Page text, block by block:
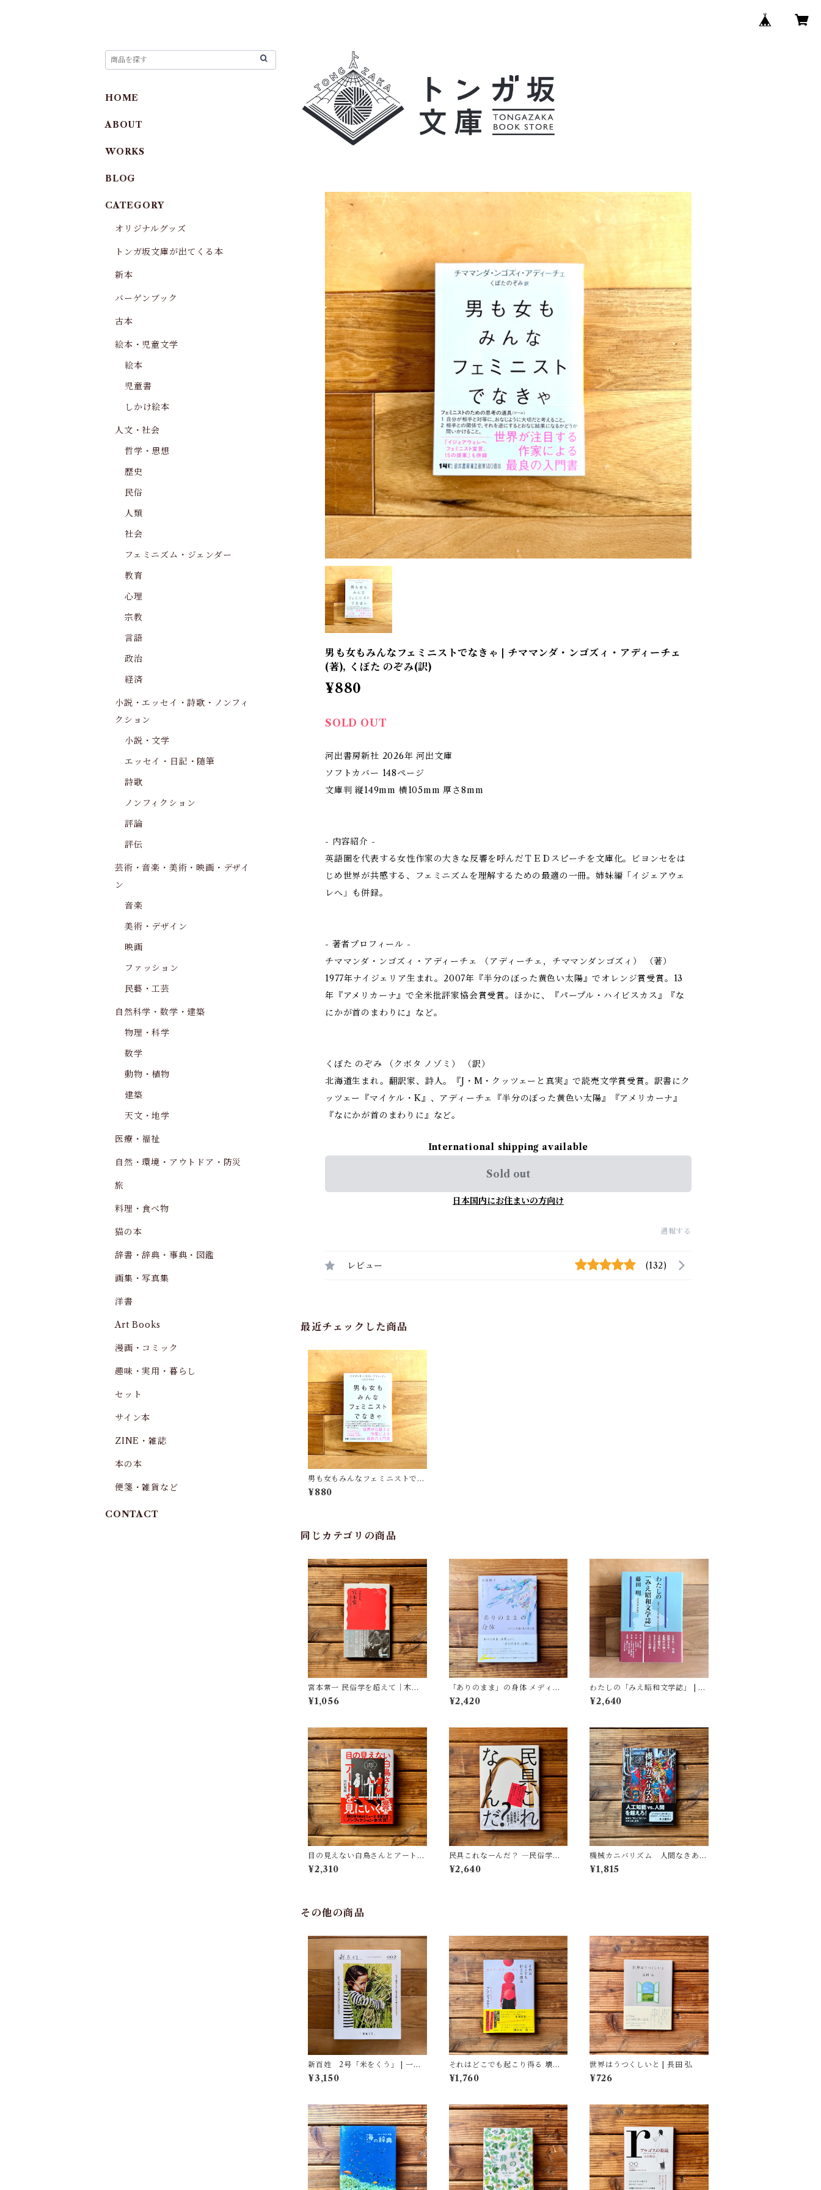
男も女もみんなフェミニストでなきゃ | チママンダ・ンゴズィ・アディーチェ
(著), くぼた のぞみ(訳)
¥880
SOLD OUT
河出書房新社 2026年 河出文庫
ソフトカバー 148ページ
文庫判 縦149mm 横105mm 厚さ8mm
- 内容紹介 -
英語圏を代表する女性作家の大きな反響を呼んだＴＥＤスピーチを文庫化。ビヨンセをは
じめ世界が共感する、フェミニズムを理解するための最適の一冊。姉妹編「イジェアウェ
レへ」も併録。
- 著者プロフィール -
チママンダ・ンゴズィ・アディーチェ （アディーチェ，チママンダンゴズィ） （著）
1977年ナイジェリア生まれ。2007年『半分のぼった黄色い太陽』でオレンジ賞受賞。13
年『アメリカーナ』で全米批評家協会賞受賞。ほかに、『パープル・ハイビスカス』『な
にかが首のまわりに』など。
くぼた のぞみ （クボタ ノゾミ） （訳）
北海道生まれ。翻訳家、詩人。『J・M・クッツェーと真実』で読売文学賞受賞。訳書にク
ッツェー『マイケル・K』、アディーチェ『半分のぼった黄色い太陽』『アメリカーナ』
『なにかが首のまわりに』など。
International shipping available
Sold out
日本国内にお住まいの方向け
通報する
レビュー (132)
最近チェックした商品
男も女もみんなフェミニストでな
きゃ | チママンダ・ンゴズィ・ア
ディーチェ(著), くぼた のぞみ
¥880
同じカテゴリの商品
宮本常一 民俗学を超えて｜木村
哲也
¥1,056
「ありのまま」の身体 メディア
が描く私の見た目 | 藤嶋 陽子(著)
¥2,420
わたしの「みえ昭和文学誌」 | 藤
田 明
¥2,640
目の見えない白鳥さんとアートを
見にいく | 川内 有緒
¥2,310
民具これなーんだ？ ―民俗学
者・宮本常一が美術大学に遺した
民具コレクション | 加藤幸治(監
¥2,640
機械カニバリズム 人間なきあと
の人類学へ｜久保 明教
¥1,815
その他の商品
新百姓 2号「米をくう」 | 一般
社団法人新百姓(編集)
¥3,150
それはどこでも起こり得る 壊れ
ゆく世界への抵抗 | ブレイディ み
かこ
¥1,760
世界はうつくしいと | 長田 弘
¥726
HOME
ABOUT
WORKS
BLOG
CATEGORY
オリジナルグッズ
トンガ坂文庫が出てくる本
新本
バーゲンブック
古本
絵本・児童文学
絵本
児童書
しかけ絵本
人文・社会
哲学・思想
歴史
民俗
人類
社会
フェミニズム・ジェンダー
教育
心理
宗教
言語
政治
経済
小説・エッセイ・詩歌・ノンフィ
クション
小説・文学
エッセイ・日記・随筆
詩歌
ノンフィクション
評論
評伝
芸術・音楽・美術・映画・デザイ
ン
音楽
美術・デザイン
映画
ファッション
民藝・工芸
自然科学・数学・建築
物理・科学
数学
動物・植物
建築
天文・地学
医療・福祉
自然・環境・アウトドア・防災
旅
料理・食べ物
猫の本
辞書・辞典・事典・図鑑
画集・写真集
洋書
Art Books
漫画・コミック
趣味・実用・暮らし
セット
サイン本
ZINE・雑誌
本の本
便箋・雑貨など
CONTACT